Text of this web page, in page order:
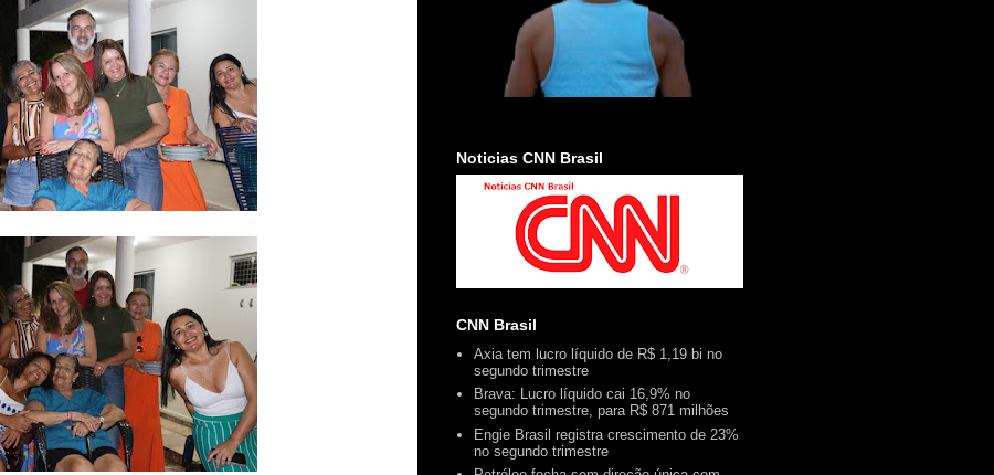
Noticias CNN Brasil
CNN Brasil
Axia tem lucro líquido de R$ 1,19 bi no
segundo trimestre
Brava: Lucro líquido cai 16,9% no
segundo trimestre, para R$ 871 milhões
Engie Brasil registra crescimento de 23%
no segundo trimestre